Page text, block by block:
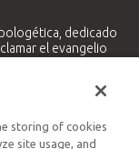
dedicado
el evangelio
Latinoamericano
storing of cookies
site usage, and